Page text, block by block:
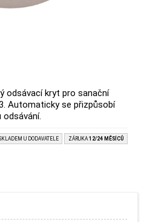
odsávací kryt pro sanační
Automaticky se přizpůsobí
U DODAVATELE ZÁRUKA 12/24 MĚSÍCŮ